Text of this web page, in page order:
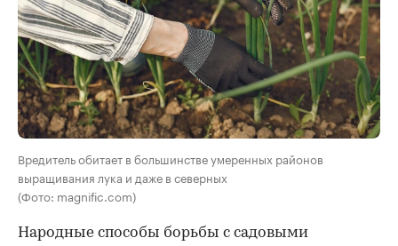
Вредитель обитает в большинстве умеренных районов
выращивания лука и даже в северных
(Фото: magnific.com)
Народные способы борьбы с садовыми